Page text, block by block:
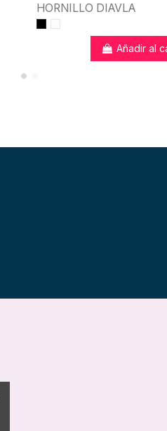
HORNILLO DIAVLA
Añadir al